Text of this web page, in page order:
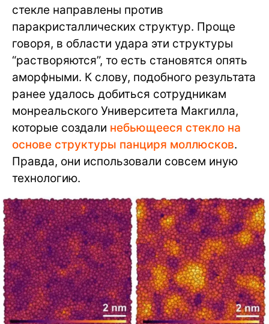
стекле направлены против
паракристаллических структур. Проще
говоря, в области удара эти структуры
“растворяются”, то есть становятся опять
аморфными. К слову, подобного результата
ранее удалось добиться сотрудникам
монреальского Университета Макгилла,
которые создали небьющееся стекло на
основе структуры панциря моллюсков.
Правда, они использовали совсем иную
технологию.